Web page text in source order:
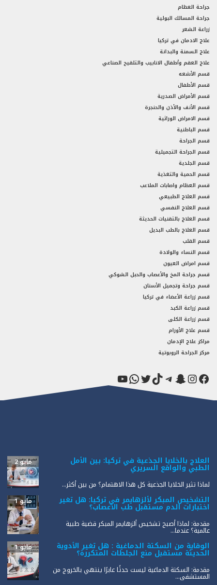
جراحة العظام
جراحة المسالك البولية
زراعة الشعر
علاج الادمان في تركيا
علاج السمنة والبدانة
علاج العقم وأطفال الانابيب والتلقيح الصناعي
قسم الأشعه
قسم الأطفال
قسم الأمراض الصدرية
قسم الأنف والأذن والحنجرة
قسم الامراض الوراثية
قسم الباطنية
قسم الجراحة
قسم الجراحة التجميلية
قسم الجلدية
قسم الحمية والتغذية
قسم العظام واصابات الملاعب
قسم العلاج الطبيعي
قسم العلاج النفسي
قسم العلاج بالتقنيات الحديثة
قسم العلاج بالطب البديل
قسم القلب
قسم النساء والولادة
قسم امراض العيون
قسم جراحة المخ والأعصاب والحبل الشوكي
قسم جراحة وتجميل الأسنان
قسم زراعة الأعضاء في تركيا
قسم زراعة الكبد
قسم زراعة الكلى
قسم علاج الأورام
مراكز علاج الإدمان
مركز الجراحة الروبوتية
فيسبوك
إنستجرام
سناب شاتتيليجرام
تيك توكتويترواتساب
يوتيوب
العلاج بالخلايا الجذعية في تركيا: بين الأمل
الطبي والواقع السريري
مايو 2
لماذا تثير الخلايا الجذعية كل هذا الاهتمام؟ من بين أكثر...
التشخيص المبكر لألزهايمر في تركيا: هل تغير
اختبارات الدم مستقبل طب الأعصاب؟
مايو 1
مقدمة: لماذا أصبح تشخيص ألزهايمر المبكر قضية طبية
عالمية؟ عندما...
الوقاية من السكتة الدماغية : هل تغير الأدوية
الحديثة مستقبل منع الجلطات المتكررة؟
مايو 1
مقدمة: السكتة الدماغية ليست حدثًا عابرًا ينتهي بالخروج من
المستشفى...